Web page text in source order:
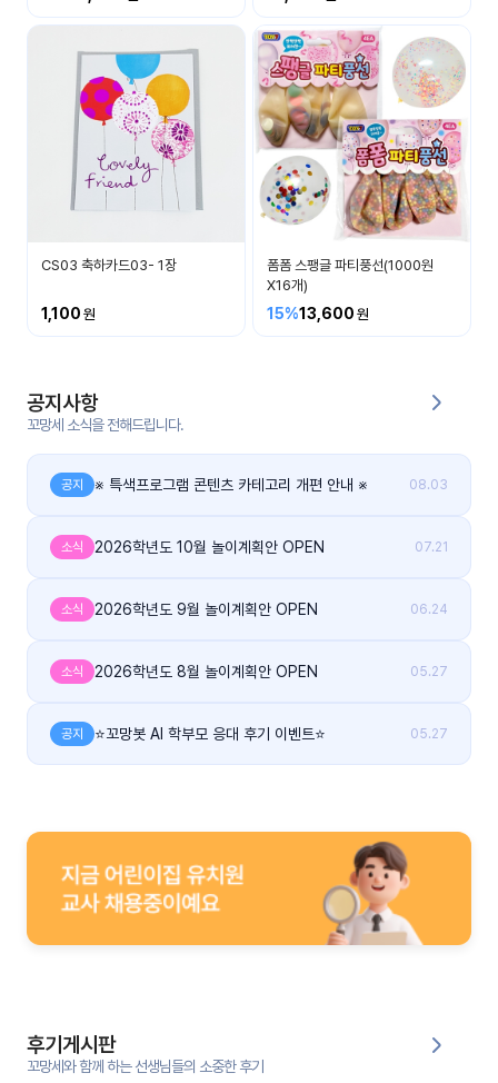
사항
이벤
트
들의
게시
그
CS03 축하카드03- 1장
1,100
폼폼 스팽글 파티풍선(1000원
X16개)
15%13,600
공지사항
꼬망세 소식을 전해드립니다.
공지 ※ 특색프로그램 콘텐츠 카테고리 개편 안내 ※ 08.03
소식 2026학년도 10월 놀이계획안 OPEN 07.21
소식 2026학년도 9월 놀이계획안 OPEN 06.24
소식 2026학년도 8월 놀이계획안 OPEN 05.27
공지 ⭐꼬망봇 AI 학부모 응대 후기 이벤트⭐ 05.27
후기게시판
꼬망세와 함께 하는 선생님들의 소중한 후기